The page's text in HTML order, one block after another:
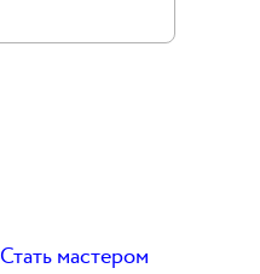
Стать мастером